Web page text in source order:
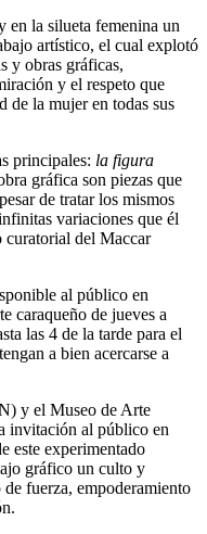
en la silueta femenina un
artístico, el cual explotó
y obras gráficas,
y el respeto que
de la mujer en todas sus
principales: la figura
gráfica son piezas que
de tratar los mismos
variaciones que él
curatorial del Maccar
al público en
caraqueño de jueves a
las 4 de la tarde para el
a bien acercarse a
y el Museo de Arte
invitación al público en
este experimentado
gráfico un culto y
fuerza, empoderamiento